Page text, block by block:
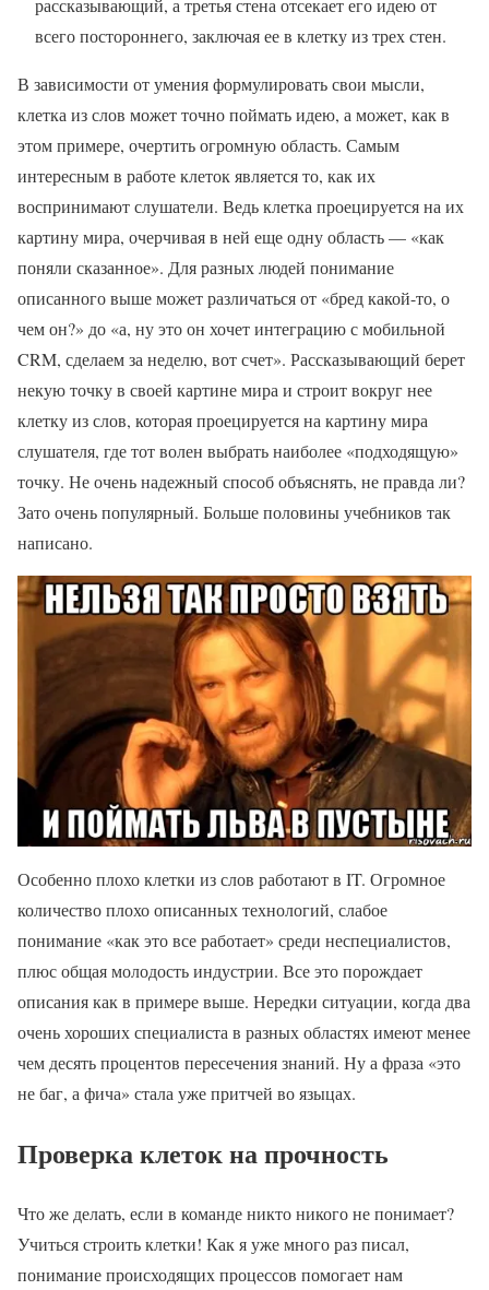
рассказывающий, а третья стена отсекает его идею от
всего постороннего, заключая ее в клетку из трех стен.
В зависимости от умения формулировать свои мысли,
клетка из слов может точно поймать идею, а может, как в
этом примере, очертить огромную область. Самым
интересным в работе клеток является то, как их
воспринимают слушатели. Ведь клетка проецируется на их
картину мира, очерчивая в ней еще одну область — «как
поняли сказанное». Для разных людей понимание
описанного выше может различаться от «бред какой-то, о
чем он?» до «а, ну это он хочет интеграцию с мобильной
CRM, сделаем за неделю, вот счет». Рассказывающий берет
некую точку в своей картине мира и строит вокруг нее
клетку из слов, которая проецируется на картину мира
слушателя, где тот волен выбрать наиболее «подходящую»
точку. Не очень надежный способ объяснять, не правда ли?
Зато очень популярный. Больше половины учебников так
написано.
Особенно плохо клетки из слов работают в IT. Огромное
количество плохо описанных технологий, слабое
понимание «как это все работает» среди неспециалистов,
плюс общая молодость индустрии. Все это порождает
описания как в примере выше. Нередки ситуации, когда два
очень хороших специалиста в разных областях имеют менее
чем десять процентов пересечения знаний. Ну а фраза «это
не баг, а фича» стала уже притчей во языцах.
Проверка клеток на прочность
Что же делать, если в команде никто никого не понимает?
Учиться строить клетки! Как я уже много раз писал,
понимание происходящих процессов помогает нам